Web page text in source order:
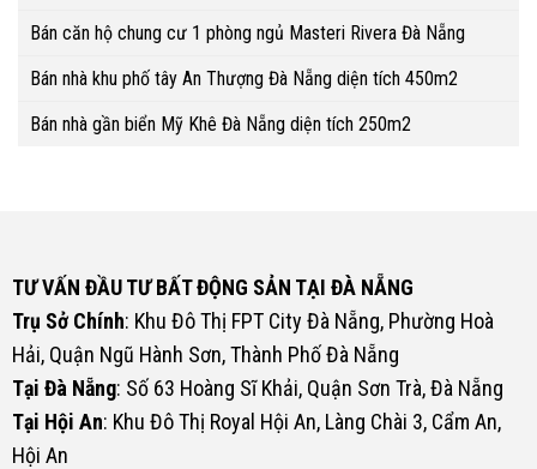
Bán căn hộ chung cư 1 phòng ngủ Masteri Rivera Đà Nẵng
Bán nhà khu phố tây An Thượng Đà Nẵng diện tích 450m2
Bán nhà gần biển Mỹ Khê Đà Nẵng diện tích 250m2
TƯ VẤN ĐẦU TƯ BẤT ĐỘNG SẢN TẠI ĐÀ NẴNG
Trụ Sở Chính: Khu Đô Thị FPT City Đà Nẵng, Phường Hoà
Hải, Quận Ngũ Hành Sơn, Thành Phố Đà Nẵng
Tại Đà Nẵng: Số 63 Hoàng Sĩ Khải, Quận Sơn Trà, Đà Nẵng
Tại Hội An: Khu Đô Thị Royal Hội An, Làng Chài 3, Cẩm An,
Hội An